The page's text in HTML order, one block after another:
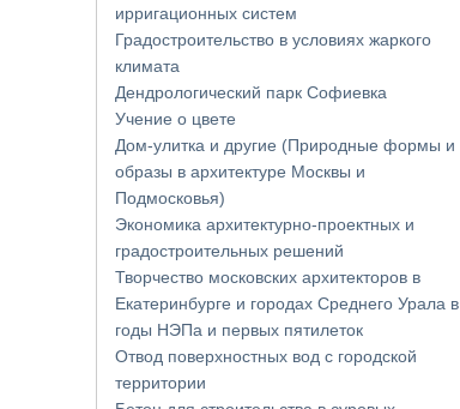
ирригационных систем
Градостроительство в условиях жаркого
климата
Дендрологический парк Софиевка
Учение о цвете
Дом-улитка и другие (Природные формы и
образы в архитектуре Москвы и
Подмосковья)
Экономика архитектурно-проектных и
градостроительных решений
Творчество московских архитекторов в
Екатеринбурге и городах Среднего Урала в
годы НЭПа и первых пятилеток
Отвод поверхностных вод с городской
территории